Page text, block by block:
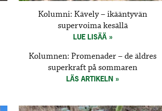
Kolumni: Kävely – ikääntyvän
supervoima kesällä
LUE LISÄÄ
Kolumnen: Promenader – de äldres
superkraft på sommaren
LÄS ARTIKELN